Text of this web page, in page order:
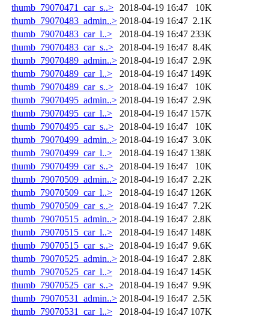
thumb_79070471_car_s..>
2018-04-19 16:47
10K
thumb_79070483_admin..> 2018-04-19 16:47 2.1K
thumb_79070483_car_l..>
2018-04-19 16:47 233K
thumb_79070483_car_s..>
2018-04-19 16:47 8.4K
thumb_79070489_admin..> 2018-04-19 16:47 2.9K
thumb_79070489_car_l..>
2018-04-19 16:47 149K
thumb_79070489_car_s..>
2018-04-19 16:47
10K
thumb_79070495_admin..> 2018-04-19 16:47 2.9K
thumb_79070495_car_l..>
2018-04-19 16:47 157K
thumb_79070495_car_s..>
2018-04-19 16:47
10K
thumb_79070499_admin..> 2018-04-19 16:47 3.0K
thumb_79070499_car_l..>
2018-04-19 16:47 138K
thumb_79070499_car_s..>
2018-04-19 16:47
10K
thumb_79070509_admin..> 2018-04-19 16:47 2.2K
thumb_79070509_car_l..>
2018-04-19 16:47 126K
thumb_79070509_car_s..>
2018-04-19 16:47 7.2K
thumb_79070515_admin..> 2018-04-19 16:47 2.8K
thumb_79070515_car_l..>
2018-04-19 16:47 148K
thumb_79070515_car_s..>
2018-04-19 16:47 9.6K
thumb_79070525_admin..> 2018-04-19 16:47 2.8K
thumb_79070525_car_l..>
2018-04-19 16:47 145K
thumb_79070525_car_s..>
2018-04-19 16:47 9.9K
thumb_79070531_admin..> 2018-04-19 16:47 2.5K
thumb_79070531_car_l..>
2018-04-19 16:47 107K